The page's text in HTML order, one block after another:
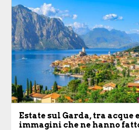
Estate sul Garda, tra acque
immagini che ne hanno